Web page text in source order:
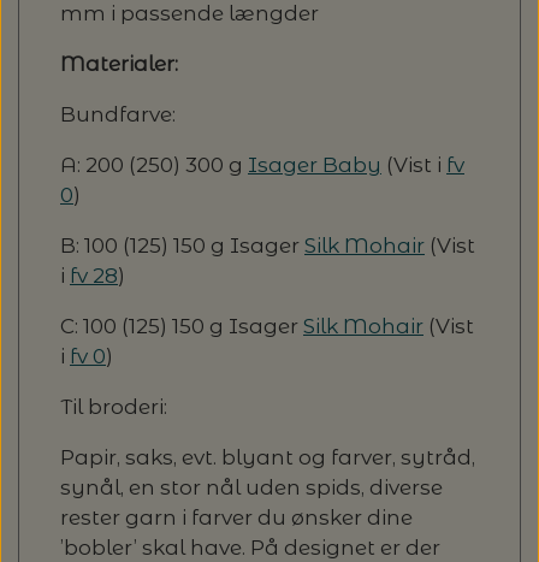
mm i passende længder
Materialer:
Bundfarve:
A: 200 (250) 300 g Isager Baby (Vist i fv
0)
B: 100 (125) 150 g Isager Silk Mohair (Vist
i fv 28)
C: 100 (125) 150 g Isager Silk Mohair (Vist
i fv 0)
Til broderi:
Papir, saks, evt. blyant og farver, sytråd,
synål, en stor nål uden spids, diverse
rester garn i farver du ønsker dine
’bobler’ skal have. På designet er der